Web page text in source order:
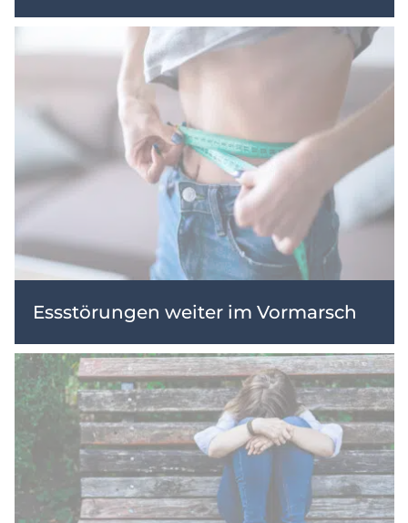
Essstörungen weiter im Vormarsch